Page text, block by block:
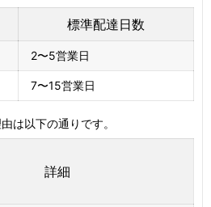
標準配達日数
2〜5営業日
7〜15営業日
は以下の通りです。
詳細